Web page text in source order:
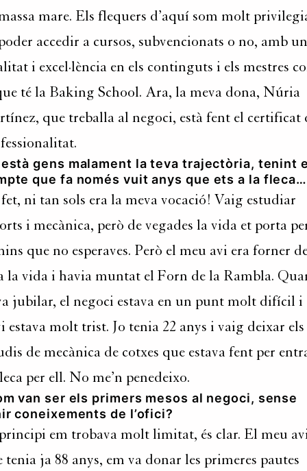
mare. Els flequers d’aquí som molt
accedir a cursos, subvencionats o no, amb
i excel·lència en els continguts i els mestres
té la Baking School. Ara, la meva dona, Núria
que treballa al negoci, està fent el certificat
està gens malament la teva trajectòria, tenint
que fa només vuit anys que ets a la fleca…
ni tan sols era la meva vocació! Vaig estudiar
i mecànica, però de vegades la vida et porta
que no esperaves. Però el meu avi era forner
la vida i havia muntat el Forn de la Rambla.
jubilar, el negoci estava en un punt molt difícil i
estava molt trist. Jo tenia 22 anys i vaig deixar els
de mecànica de cotxes que estava fent per
per ell. No me’n penedeixo.
van ser els primers mesos al negoci, sense
coneixements de l’ofici?
em trobava molt limitat, és clar. El meu
tenia ja 88 anys, em va donar les primeres pautes